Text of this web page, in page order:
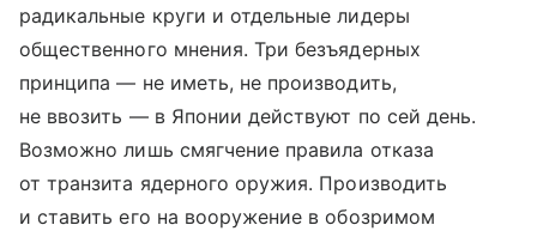
радикальные круги и отдельные лидеры
общественного мнения. Три безъядерных
принципа — не иметь, не производить,
не ввозить — в Японии действуют по сей день.
Возможно лишь смягчение правила отказа
от транзита ядерного оружия. Производить
и ставить его на вооружение в обозримом